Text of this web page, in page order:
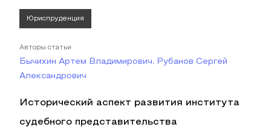
Юриспруденция
Авторы статьи
Бычихин Артем Владимирович, Рубанов Сергей
Александрович
Исторический аспект развития института
судебного представительства